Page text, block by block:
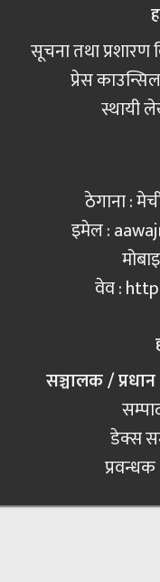
सूचना तथा प्रशारण
प्रेस
स्थायी
ठेगाना :
इमेल :
वेव :
सञ्चालक /
डेक्स